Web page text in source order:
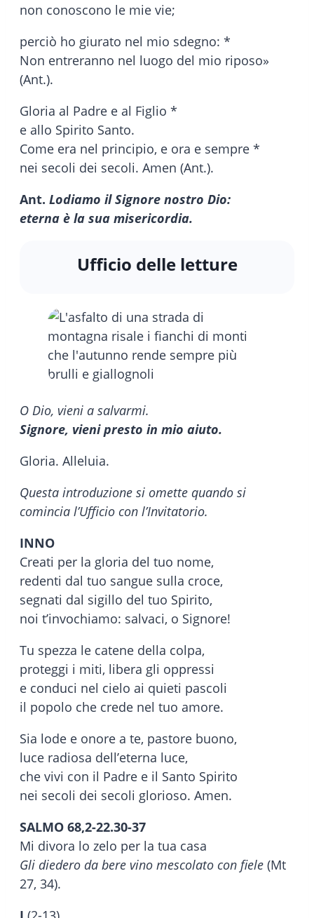
non conoscono le mie vie;
perciò ho giurato nel mio sdegno: *
Non entreranno nel luogo del mio riposo»
(Ant.).
Gloria al Padre e al Figlio *
e allo Spirito Santo.
Come era nel principio, e ora e sempre *
nei secoli dei secoli. Amen (Ant.).
Ant. Lodiamo il Signore nostro Dio:
eterna è la sua misericordia.
Ufficio delle letture
O Dio, vieni a salvarmi.
Signore, vieni presto in mio aiuto.
Gloria. Alleluia.
Questa introduzione si omette quando si
comincia l’Ufficio con l’Invitatorio.
INNO
Creati per la gloria del tuo nome,
redenti dal tuo sangue sulla croce,
segnati dal sigillo del tuo Spirito,
noi t’invochiamo: salvaci, o Signore!
Tu spezza le catene della colpa,
proteggi i miti, libera gli oppressi
e conduci nel cielo ai quieti pascoli
il popolo che crede nel tuo amore.
Sia lode e onore a te, pastore buono,
luce radiosa dell’eterna luce,
che vivi con il Padre e il Santo Spirito
nei secoli dei secoli glorioso. Amen.
SALMO 68,2-22.30-37
Mi divora lo zelo per la tua casa
Gli diedero da bere vino mescolato con fiele (Mt
27, 34).